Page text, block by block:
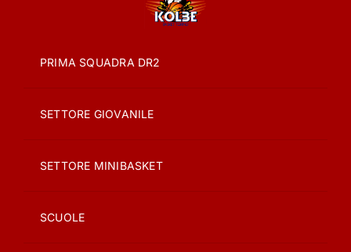
PRIMA SQUADRA DR2
SETTORE GIOVANILE
SETTORE MINIBASKET
SCUOLE